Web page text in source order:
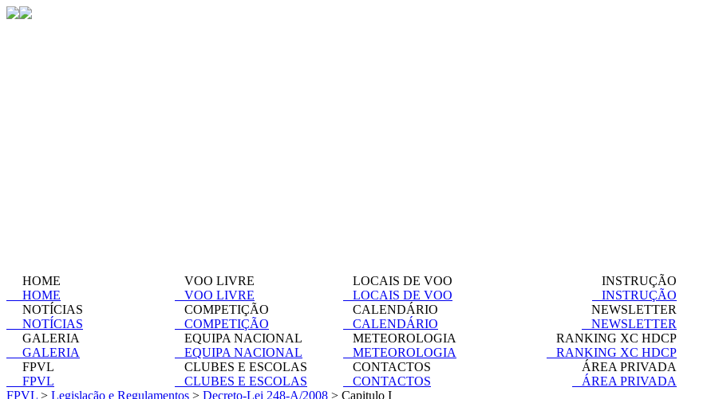
HOME
HOME
NOTÍCIAS
NOTÍCIAS
GALERIA
GALERIA
FPVL
FPVL
VOO LIVRE
VOO LIVRE
COMPETIÇÃO
COMPETIÇÃO
EQUIPA NACIONAL
EQUIPA NACIONAL
CLUBES E ESCOLAS
CLUBES E ESCOLAS
LOCAIS DE VOO
LOCAIS DE VOO
CALENDÁRIO
CALENDÁRIO
METEOROLOGIA
METEOROLOGIA
CONTACTOS
CONTACTOS
INSTRUÇÃO
INSTRUÇÃO
NEWSLETTER
NEWSLETTER
RANKING XC HDCP
RANKING XC HDCP
ÁREA PRIVADA
ÁREA PRIVADA
FPVL > Legislação e Regulamentos > Decreto-Lei 248-A/2008 > Capitulo I